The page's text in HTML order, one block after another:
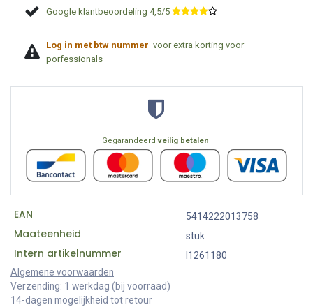
Google klantbeoordeling 4,5/5 ​
Log in met btw nummer voor extra korting voor
porfessionals
Gegarandeerdveilig betalen
EAN 5414222013758
Maateenheid stuk
Intern artikelnummer
I1261180
Algemene voorwaarden
Verzending: 1 werkdag (bij voorraad)
14-dagen mogelijkheid tot retour